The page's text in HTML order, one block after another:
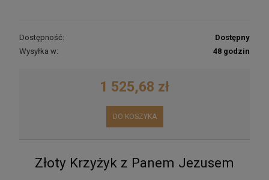
Dostępność:
Dostępny
Wysyłka w:
48 godzin
1 525,68 zł
DO KOSZYKA
Złoty Krzyżyk z Panem Jezusem